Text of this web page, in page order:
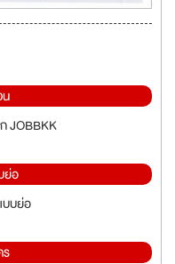
JOBBKK
ย่อ
บบย่อ